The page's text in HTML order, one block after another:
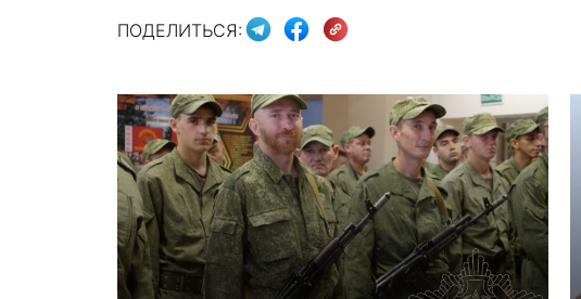
ПОДЕЛИТЬСЯ: